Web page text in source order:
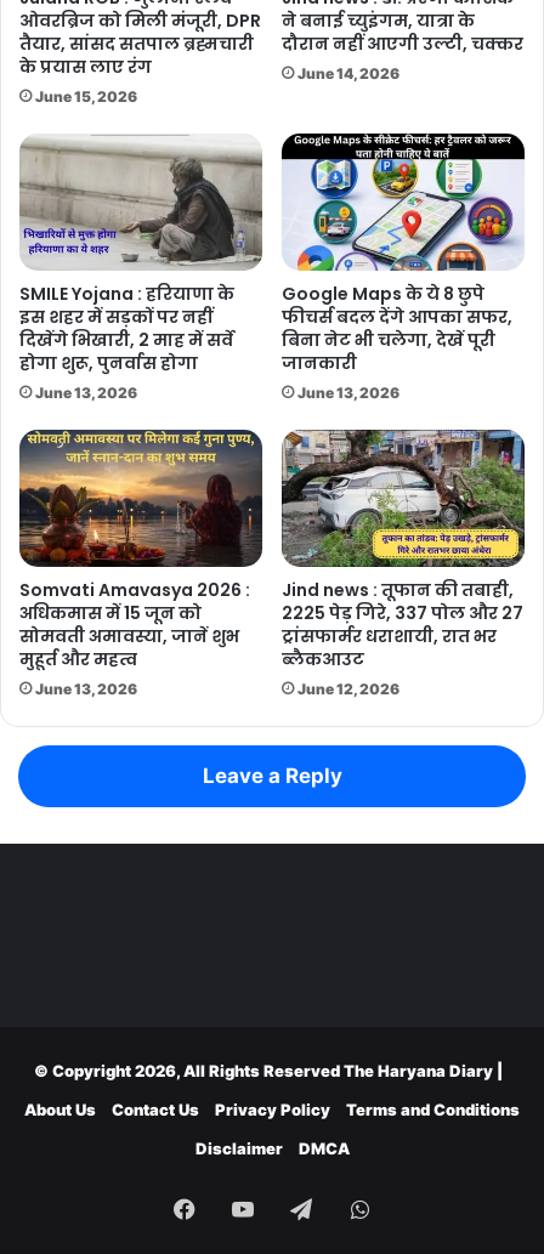
ओवरब्रिज को मिली मंजूरी, DPR
तैयार, सांसद सतपाल ब्रह्मचारी
के प्रयास लाए रंग
June 15, 2026
ने बनाई च्युइंगम, यात्रा के
दौरान नहीं आएगी उल्टी, चक्कर
June 14, 2026
SMILE Yojana : हरियाणा के
इस शहर में सड़कों पर नहीं
दिखेंगे भिखारी, 2 माह में सर्वे
होगा शुरू, पुनर्वास होगा
June 13, 2026
Google Maps के ये 8 छुपे
फीचर्स बदल देंगे आपका सफर,
बिना नेट भी चलेगा, देखें पूरी
जानकारी
June 13, 2026
Somvati Amavasya 2026 :
अधिकमास में 15 जून को
सोमवती अमावस्या, जानें शुभ
मुहूर्त और महत्व
June 13, 2026
Jind news : तूफान की तबाही,
2225 पेड़ गिरे, 337 पोल और 27
ट्रांसफार्मर धराशायी, रात भर
ब्लैकआउट
June 12, 2026
Leave a Reply
© Copyright 2026, All Rights ReservedThe Haryana Diary
About Us
Contact Us Privacy Policy
Terms and Conditions
Disclaimer
DMCA
Facebook
YouTubeTelegramWhatsApp